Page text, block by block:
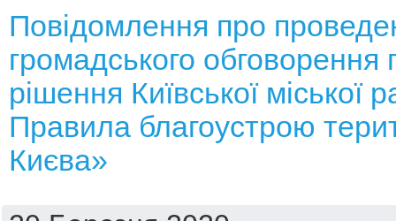
Повідомлення про
громадського обговорення
рішення Київської міської
Правила благоустрою
Києва»